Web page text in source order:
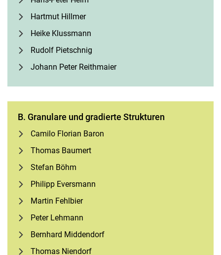
Hartmut Hillmer
Heike Klussmann
Rudolf Pietschnig
Johann Peter Reithmaier
B. Gra­nu­la­re und gra­dier­te Struk­tu­ren
Camilo Florian Baron
Thomas Baumert
Stefan Böhm
Philipp Eversmann
Martin Fehlbier
Peter Lehmann
Bernhard Middendorf
Thomas Niendorf